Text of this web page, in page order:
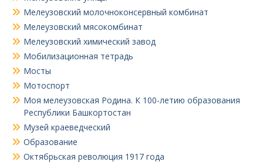
Мелеузовский молочноконсервный комбинат
Мелеузовский мясокомбинат
Мелеузовский химический завод
Мобилизационная тетрадь
Мосты
Мотоспорт
Моя мелеузовская Родина. К 100-летию образования
Республики Башкортостан
Музей краеведческий
Образование
Октябрьская революция 1917 года